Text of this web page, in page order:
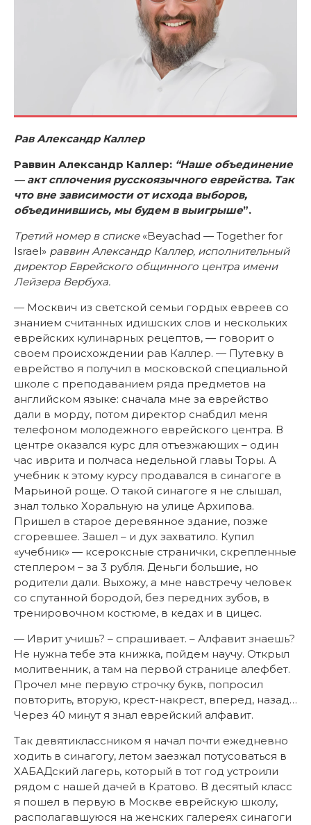
Рав Александр Каллер
Раввин Александр Каллер: “Наше объединение
— акт сплочения русскоязычного еврейства. Так
что вне зависимости от исхода выборов,
объединившись, мы будем в выигрыше”.
Третий номер в списке «Beyachad — Together for
Israel» раввин Александр Каллер, исполнительный
директор Еврейского общинного центра имени
Лейзера Вербуха.
— Москвич из светской семьи гордых евреев со
знанием считанных идишских слов и нескольких
еврейских кулинарных рецептов, — говорит о
своем происхождении рав Каллер. — Путевку в
еврейство я получил в московской специальной
школе с преподаванием ряда предметов на
английском языке: сначала мне за еврейство
дали в морду, потом директор снабдил меня
телефоном молодежного еврейского центра. В
центре оказался курс для отъезжающих – один
час иврита и полчаса недельной главы Торы. А
учебник к этому курсу продавался в синагоге в
Марьиной роще. О такой синагоге я не слышал,
знал только Хоральную на улице Архипова.
Пришел в старое деревянное здание, позже
сгоревшее. Зашел – и дух захватило. Купил
«учебник» — ксероксные странички, скрепленные
степлером – за 3 рубля. Деньги большие, но
родители дали. Выхожу, а мне навстречу человек
со спутанной бородой, без передних зубов, в
тренировочном костюме, в кедах и в цицес.
— Иврит учишь? – спрашивает. – Алфавит знаешь?
Не нужна тебе эта книжка, пойдем научу. Открыл
молитвенник, а там на первой странице алефбет.
Прочел мне первую строчку букв, попросил
повторить, вторую, крест-накрест, вперед, назад…
Через 40 минут я знал еврейский алфавит.
Так девятиклассником я начал почти ежедневно
ходить в синагогу, летом заезжал потусоваться в
ХАБАДский лагерь, который в тот год устроили
рядом с нашей дачей в Кратово. В десятый класс
я пошел в первую в Москве еврейскую школу,
располагавшуюся на женских галереях синагоги